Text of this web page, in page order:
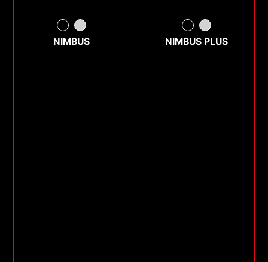
NIMBUS NIMBUS PLUS